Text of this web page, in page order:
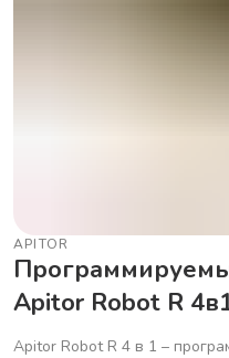
APITOR
Apitor Robot R
Apitor Robot R 4 в 1 –